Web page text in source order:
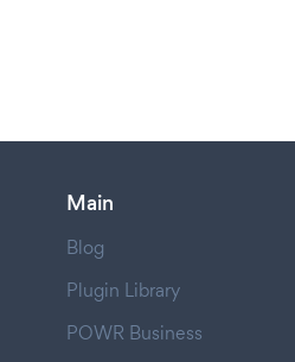
Main
Blog
Plugin Library
POWR Business